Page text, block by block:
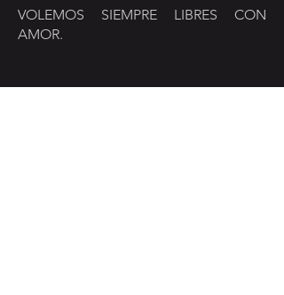
VOLEMOS SIEMPRE LIBRES CON
AMOR.